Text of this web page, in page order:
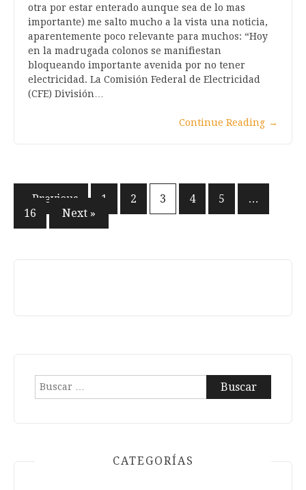
otra por estar enterado aunque sea de lo mas
importante) me salto mucho a la vista una noticia,
aparentemente poco relevante para muchos: “Hoy
en la madrugada colonos se manifiestan
bloqueando importante avenida por no tener
electricidad. La Comisión Federal de Electricidad
(CFE) División…
Continue Reading →
Paginación
de
« Previous 1 2 3 4 5
…
16
Next »
Buscar:
CATEGORÍAS